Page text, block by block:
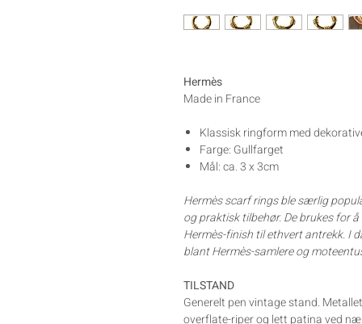
Hermès
Made in France
Klassisk ringform med
Farge: Gullfarget
Mål: ca. 3 x 3cm
Hermès scarf rings ble særlig
og praktisk tilbehør. De brukes for
Hermès-finish til ethvert antrekk. I
blant Hermès-samlere og
TILSTAND
Generelt pen vintage stand.
overflate-riper og lett patina ved